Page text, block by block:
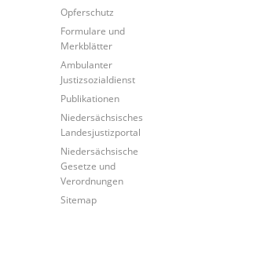
Opferschutz
Formulare und
Merkblätter
Ambulanter
Justizsozialdienst
Publikationen
Niedersächsisches
Landesjustizportal
Niedersächsische
Gesetze und
Verordnungen
Sitemap